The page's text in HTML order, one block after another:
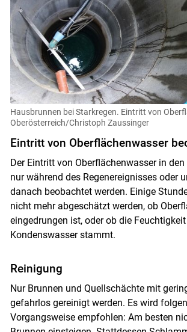
Hausbrunnen bei Starkregen. Eintritt von
Oberösterreich/Christoph Zaussinger
Eintritt von Oberflächenwasser
Der Eintritt von Oberflächenwasser in
nur während des Regenereignisses oder
danach beobachtet werden. Einige
nicht mehr abgeschätzt werden, ob
eingedrungen ist, oder ob die
Kondenswasser stammt.
Reinigung
Nur Brunnen und Quellschächte mit
gefahrlos gereinigt werden. Es wird
Vorgangsweise empfohlen: Am besten